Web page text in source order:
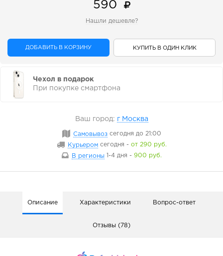
590
Нашли дешевле?
ДОБАВИТЬ В КОРЗИНУ КУПИТЬ В ОДИН КЛИК
Чехол в подарок
При покупке смартфона
Ваш город: г Москва
Самовывоз сегодня до 21:00
Курьером сегодня - от 290 руб.
В регионы
1-4 дня - 900 руб.
Описание Характеристики Вопрос-ответ
Отзывы (78)